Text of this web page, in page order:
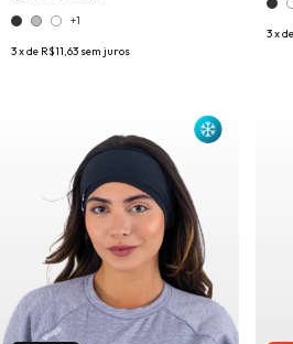
+1
3x de R$11,63 sem juros
3x de